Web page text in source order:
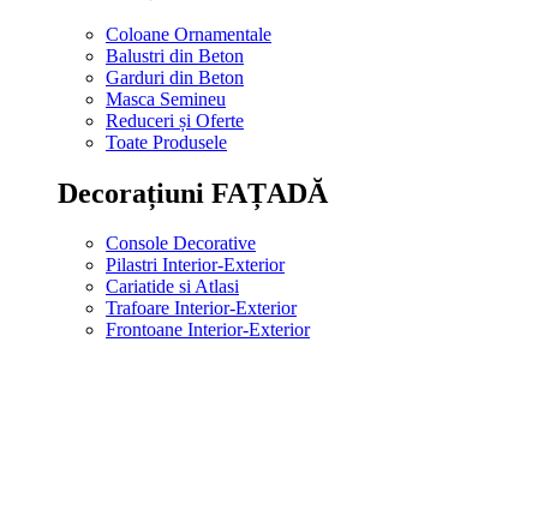
Coloane Ornamentale
Balustri din Beton
Garduri din Beton
Masca Semineu
Reduceri și Oferte
Toate Produsele
Decorațiuni FAȚADĂ
Console Decorative
Pilastri Interior-Exterior
Cariatide si Atlasi
Trafoare Interior-Exterior
Frontoane Interior-Exterior